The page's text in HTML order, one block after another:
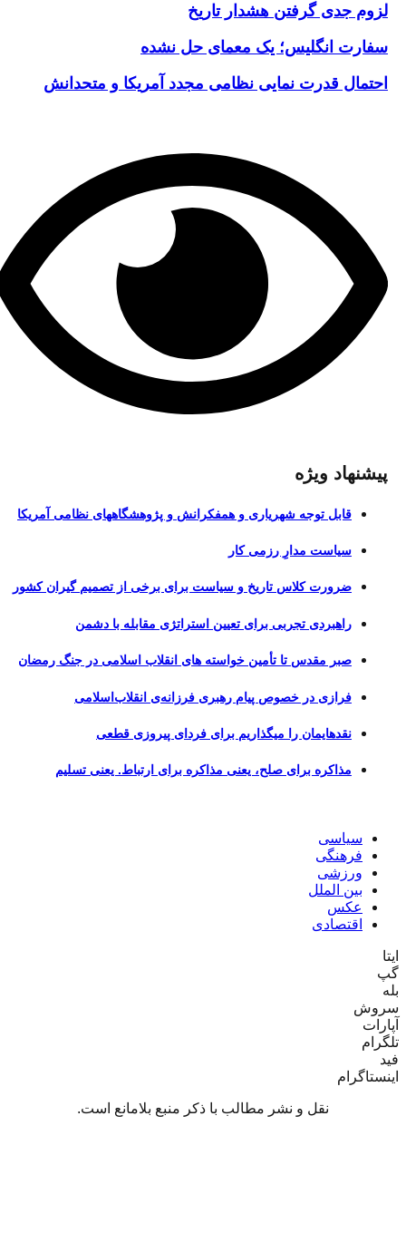
لزوم جدی گرفتن هشدار تاریخ
سفارت انگلیس؛ یک معمای حل نشده
احتمال قدرت نمایی نظامی مجدد آمریکا و متحدانش
پیشنهاد ویژه
قابل توجه شهریاری و همفکرانش و پژوهشگاههای نظامی آمریکا
سیاست مدارِ رزمی کار
ضرورت کلاس تاریخ و سیاست برای برخی از تصمیم گیران کشور
راهبردی تجربی برای تعیین استراتژی مقابله با دشمن
صبر مقدس تا تأمین خواسته های انقلاب اسلامی در جنگ رمضان
فرازی در خصوص پیام رهبری فرزانه‌ی انقلاب‌اسلامی
نقدهایمان را میگذاریم برای فردای پیروزی قطعی
مذاکره برای صلح، یعنی مذاکره برای ارتباط. یعنی تسلیم
سیاسی
فرهنگی
ورزشی
بین الملل
عکس
اقتصادی
نقل و نشر مطالب با ذکر منبع بلامانع است.